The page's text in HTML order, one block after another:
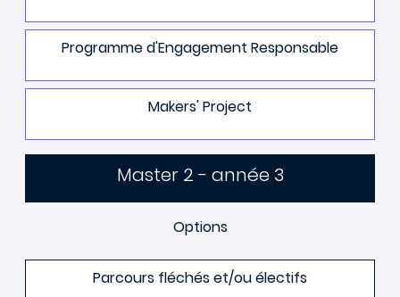
Programme d'Engagement Responsable
Makers' Project
Master 2 - année 3
Options
Parcours fléchés et/ou électifs